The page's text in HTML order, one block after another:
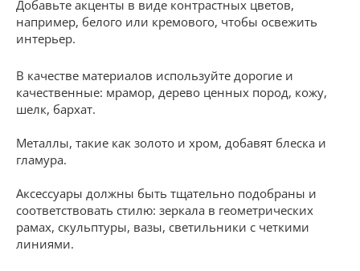
Добавьте акценты в виде контрастных цветов,
например, белого или кремового, чтобы освежить
интерьер.
В качестве материалов используйте дорогие и
качественные: мрамор, дерево ценных пород, кожу,
шелк, бархат.
Металлы, такие как золото и хром, добавят блеска и
гламура.
Аксессуары должны быть тщательно подобраны и
соответствовать стилю: зеркала в геометрических
рамах, скульптуры, вазы, светильники с четкими
линиями.